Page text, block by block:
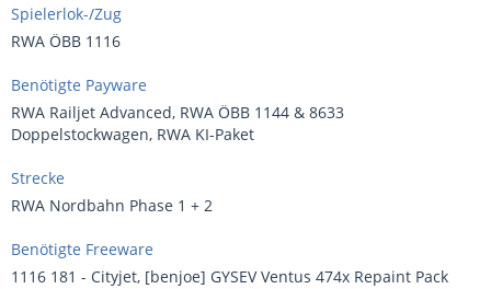
Spielerlok-/Zug
RWA ÖBB 1116
Benötigte Payware
RWA Railjet Advanced, RWA ÖBB 1144 & 8633
Doppelstockwagen, RWA KI-Paket
Strecke
RWA Nordbahn Phase 1 + 2
Benötigte Freeware
1116 181 - Cityjet, [benjoe] GYSEV Ventus 474x Repaint Pack